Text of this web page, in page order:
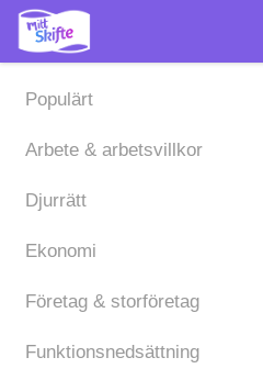
Hoppa
huvudinnehåll
Populärt
Arbete & arbetsvillkor
Djurrätt
Ekonomi
Företag & storföretag
Funktionsnedsättning